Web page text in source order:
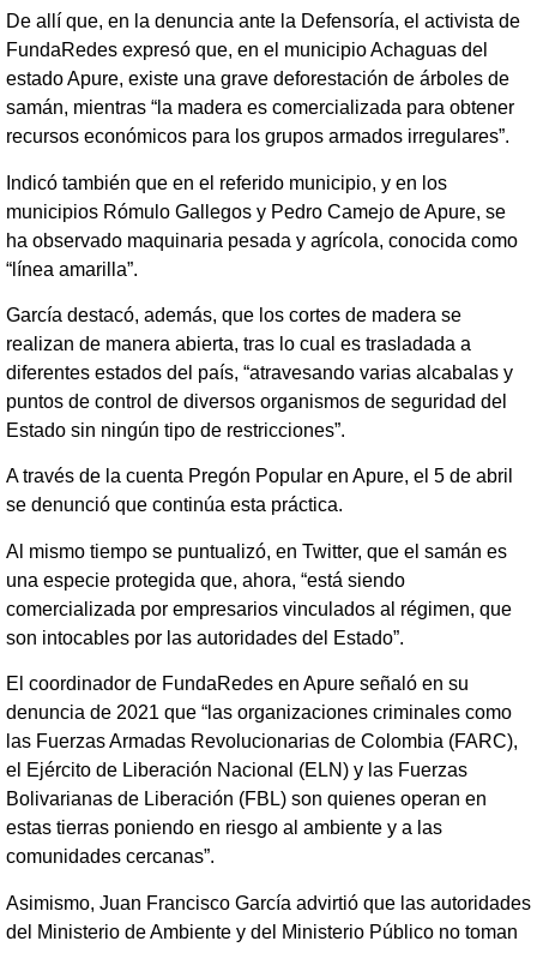
De allí que, en la denuncia ante la Defensoría, el activista de
FundaRedes expresó que, en el municipio Achaguas del
estado Apure, existe una grave deforestación de árboles de
samán, mientras “la madera es comercializada para obtener
recursos económicos para los grupos armados irregulares”.
Indicó también que en el referido municipio, y en los
municipios Rómulo Gallegos y Pedro Camejo de Apure, se
ha observado maquinaria pesada y agrícola, conocida como
“línea amarilla”.
García destacó, además, que los cortes de madera se
realizan de manera abierta, tras lo cual es trasladada a
diferentes estados del país, “atravesando varias alcabalas y
puntos de control de diversos organismos de seguridad del
Estado sin ningún tipo de restricciones”.
A través de la cuenta Pregón Popular en Apure, el 5 de abril
se denunció que continúa esta práctica.
Al mismo tiempo se puntualizó, en Twitter, que el samán es
una especie protegida que, ahora, “está siendo
comercializada por empresarios vinculados al régimen, que
son intocables por las autoridades del Estado”.
El coordinador de FundaRedes en Apure señaló en su
denuncia de 2021 que “las organizaciones criminales como
las Fuerzas Armadas Revolucionarias de Colombia (FARC),
el Ejército de Liberación Nacional (ELN) y las Fuerzas
Bolivarianas de Liberación (FBL) son quienes operan en
estas tierras poniendo en riesgo al ambiente y a las
comunidades cercanas”.
Asimismo, Juan Francisco García advirtió que las autoridades
del Ministerio de Ambiente y del Ministerio Público no toman